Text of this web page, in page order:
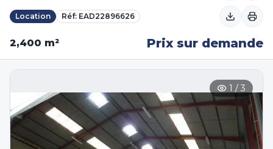
Location Réf: EAD22896626
2,400 m² Prix sur demande
1 / 3